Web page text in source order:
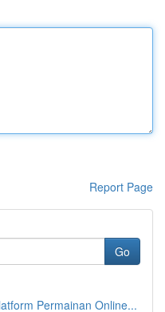
Report Page
Go
Permainan Online...